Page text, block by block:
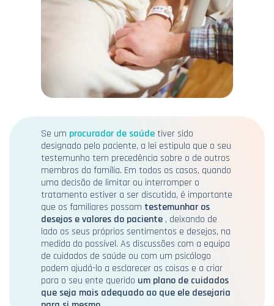
Se um procurador de saúdetiver sido
designado pelo paciente, a lei estipula que o seu
testemunho tem precedência sobre o de outros
membros da família. Em todos os casos, quando
uma decisão de limitar ou interromper o
tratamento estiver a ser discutida, é importante
que os familiares possam testemunhar os
desejos e valores do paciente , deixando de
lado os seus próprios sentimentos e desejos, na
medida do possível. As discussões com a equipa
de cuidados de saúde ou com um psicólogo
podem ajudá-lo a esclarecer as coisas e a criar
para o seu ente querido um plano de cuidados
que seja mais adequado ao que ele desejaria